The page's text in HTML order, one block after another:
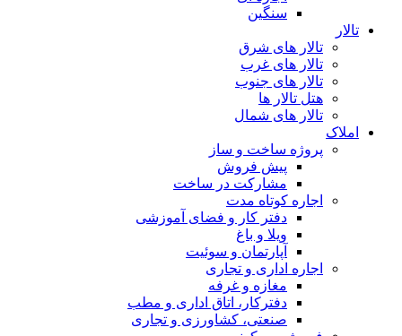
سنگین
تالار
تالار های شرق
تالار های غرب
تالار های جنوب
هتل تالار ها
تالار های شمال
املاک
پروژه ساخت و ساز
پیش فروش
مشارکت در ساخت
اجاره کوتاه مدت
دفتر کار و فضای آموزشی
ویلا و باغ
آپارتمان و سوئیت
اجاره اداری و تجاری
مغازه و غرفه
دفترکار، اتاق اداری و مطب
صنعتی، کشاورزی و تجاری